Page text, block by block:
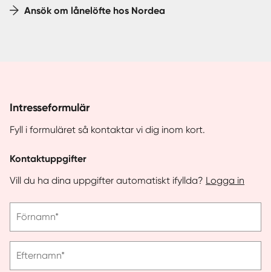
Ansök om lånelöfte hos Nordea
Intresseformulär
Fyll i formuläret så kontaktar vi dig inom kort.
Kontaktuppgifter
Vill du ha dina uppgifter automatiskt ifyllda? Logga in
ange
Förnamn*
ange
Efternamn*